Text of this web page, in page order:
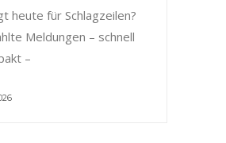
heute für Schlagzeilen?
Meldungen – schnell
–